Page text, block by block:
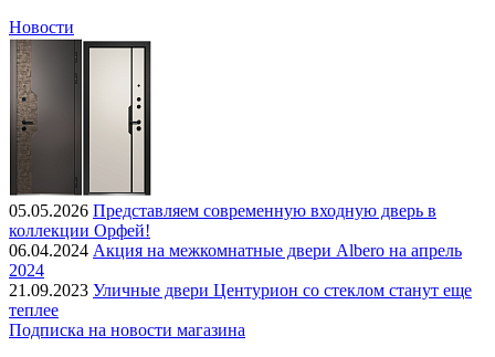
Новости
05.05.2026 Представляем современную входную дверь в
коллекции Орфей!
06.04.2024 Акция на межкомнатные двери Albero на апрель
2024
21.09.2023 Уличные двери Центурион со стеклом станут еще
теплее
Подписка на новости магазина